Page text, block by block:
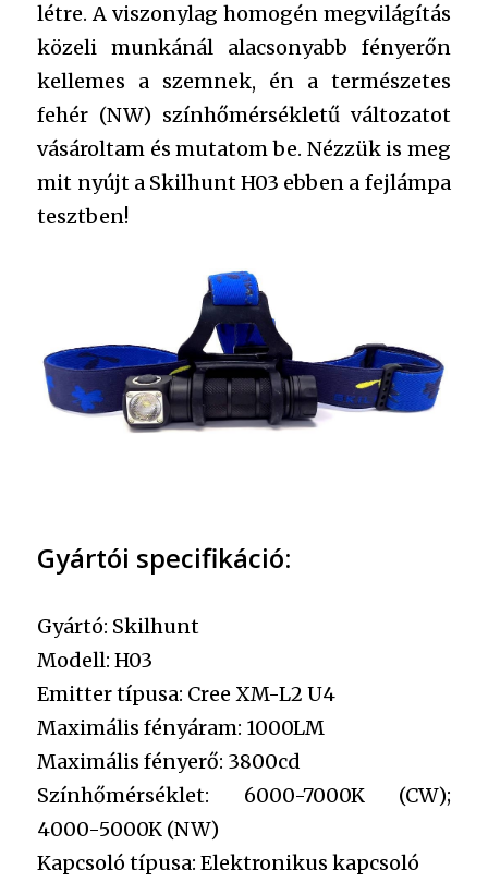
létre. A viszonylag homogén megvilágítás
közeli munkánál alacsonyabb fényerőn
kellemes a szemnek, én a természetes
fehér (NW) színhőmérsékletű változatot
vásároltam és mutatom be. Nézzük is meg
mit nyújt a Skilhunt H03 ebben a fejlámpa
tesztben!
Gyártói specifikáció:
Gyártó: Skilhunt
Modell: H03
Emitter típusa: Cree XM-L2 U4
Maximális fényáram: 1000LM
Maximális fényerő: 3800cd
Színhőmérséklet: 6000-7000K (CW);
4000-5000K (NW)
Kapcsoló típusa: Elektronikus kapcsoló